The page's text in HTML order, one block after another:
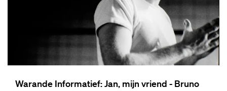
Warande Informatief: Jan, mijn vriend - Bruno